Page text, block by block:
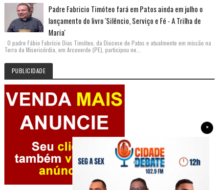
Padre Fabricio Timóteo fará em Patos ainda em julho o
lançamento do livro 'Silêncio, Serviço e Fé - A Trilha de
Maria'
O padre Fábio Fabrício Dias Timóteo, da Diocese de Patos e atualmente em missão na
Terra da Misericórdia, em Arcoverde (PE), participou ne...
PUBLICIDADE
×